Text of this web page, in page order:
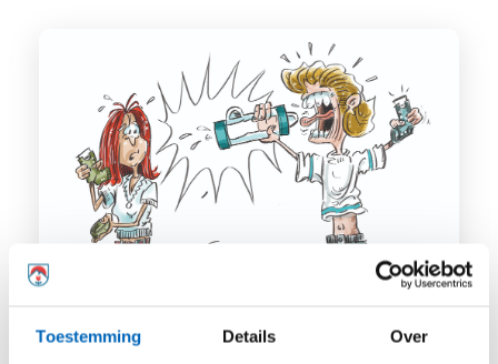
Toestemming Details Over
We ontvingen de afgelopen periode